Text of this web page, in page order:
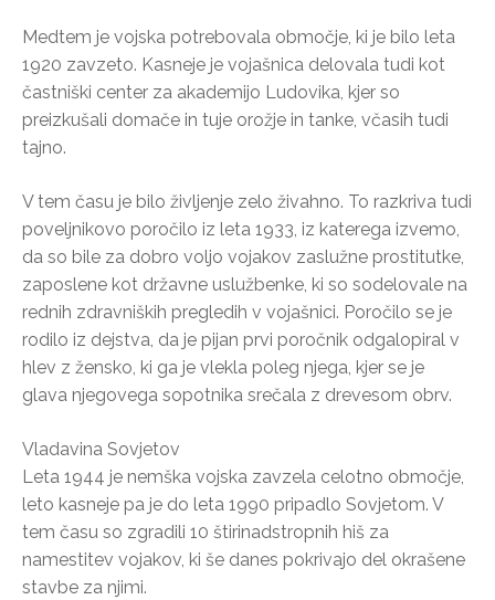
Medtem je vojska potrebovala območje, ki je bilo leta
1920 zavzeto. Kasneje je vojašnica delovala tudi kot
častniški center za akademijo Ludovika, kjer so
preizkušali domače in tuje orožje in tanke, včasih tudi
tajno.
V tem času je bilo življenje zelo živahno. To razkriva tudi
poveljnikovo poročilo iz leta 1933, iz katerega izvemo,
da so bile za dobro voljo vojakov zaslužne prostitutke,
zaposlene kot državne uslužbenke, ki so sodelovale na
rednih zdravniških pregledih v vojašnici. Poročilo se je
rodilo iz dejstva, da je pijan prvi poročnik odgalopiral v
hlev z žensko, ki ga je vlekla poleg njega, kjer se je
glava njegovega sopotnika srečala z drevesom obrv.
Vladavina Sovjetov
Leta 1944 je nemška vojska zavzela celotno območje,
leto kasneje pa je do leta 1990 pripadlo Sovjetom. V
tem času so zgradili 10 štirinadstropnih hiš za
namestitev vojakov, ki še danes pokrivajo del okrašene
stavbe za njimi.